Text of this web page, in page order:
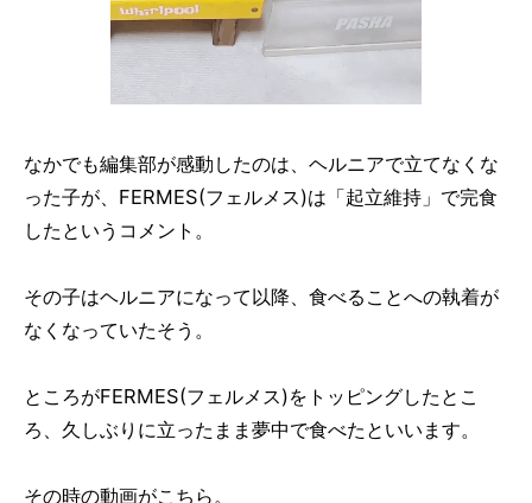
なかでも編集部が感動したのは、ヘルニアで立てなくな
った子が、FERMES(フェルメス)は「起立維持」で完食
したというコメント。
その子はヘルニアになって以降、食べることへの執着が
なくなっていたそう。
ところがFERMES(フェルメス)をトッピングしたとこ
ろ、久しぶりに立ったまま夢中で食べたといいます。
その時の動画がこちら。